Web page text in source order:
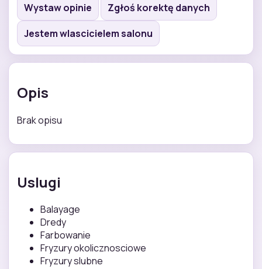
Wystaw opinie
Zgłoś korektę danych
Jestem wlascicielem salonu
Opis
Brak opisu
Uslugi
Balayage
Dredy
Farbowanie
Fryzury okolicznosciowe
Fryzury slubne